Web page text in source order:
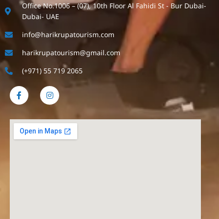
Office No.1006 – (07), 10th Floor Al Fahidi St - Bur Dubai-
Dubai- UAE
info@harikrupatourism.com
harikrupatourism@gmail.com
(+971) 55 719 2065